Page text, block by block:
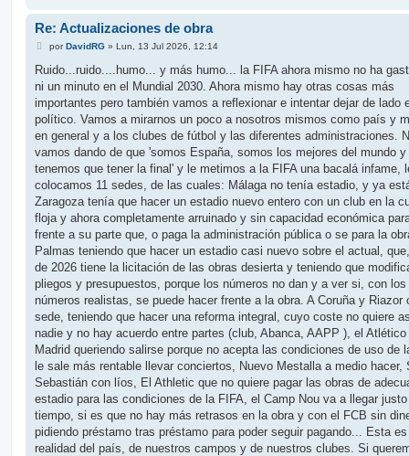
Re: Actualizaciones de obra
M
n
a
j
e
porDavidRG» Lun, 13 Jul 2026, 12:14
Ruido...ruido....humo... y más humo... la FIFA ahora mismo no ha
ni un minuto en el Mundial 2030. Ahora mismo hay otras cosas más
importantes pero también vamos a reflexionar e intentar dejar de lado
político. Vamos a mirarnos un poco a nosotros mismos como país y
en general y a los clubes de fútbol y las diferentes administraciones.
vamos dando de que 'somos España, somos los mejores del mundo y
tenemos que tener la final' y le metimos a la FIFA una bacalá infame,
colocamos 11 sedes, de las cuales: Málaga no tenía estadio, y ya
Zaragoza tenía que hacer un estadio nuevo entero con un club en la
floja y ahora completamente arruinado y sin capacidad económica
frente a su parte que, o paga la administración pública o se para la
Palmas teniendo que hacer un estadio casi nuevo sobre el actual,
de 2026 tiene la licitación de las obras desierta y teniendo que
pliegos y presupuestos, porque los números no dan y a ver si, con los
números realistas, se puede hacer frente a la obra. A Coruña y Riazor
sede, teniendo que hacer una reforma integral, cuyo coste no quiere
nadie y no hay acuerdo entre partes (club, Abanca, AAPP ), el Atlético
Madrid queriendo salirse porque no acepta las condiciones de uso de
le sale más rentable llevar conciertos, Nuevo Mestalla a medio hacer,
Sebastián con líos, El Athletic que no quiere pagar las obras de
estadio para las condiciones de la FIFA, el Camp Nou va a llegar
tiempo, si es que no hay más retrasos en la obra y con el FCB sin
pidiendo préstamo tras préstamo para poder seguir pagando... Esta
realidad del país, de nuestros campos y de nuestros clubes. Si